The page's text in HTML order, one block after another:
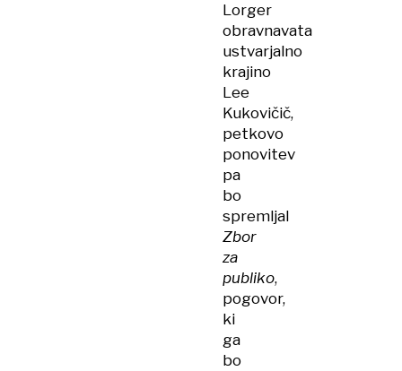
Lorger
obravnavata
ustvarjalno
krajino
Lee
Kukovičič,
petkovo
ponovitev
pa
bo
spremljal
Zbor
za
publiko,
pogovor,
ki
ga
bo